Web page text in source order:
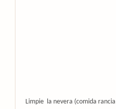
Limpie
la nevera (comida